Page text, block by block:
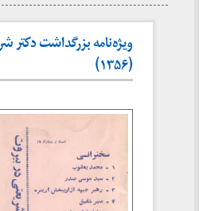
ویژه‌نامه بزرگداشت دکتر
(۱۳۵۶)